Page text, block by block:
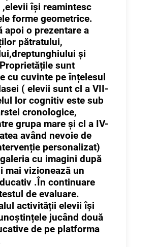
își reamintesc
forme geometrice.
apoi o prezentare a
pătratului,
și
sunt
cu cuvinte pe înțelesul
( elevii sunt cl a VII-
lor cognitiv este sub
cronologice,
grupa mare și cl a IV-
având nevoie de
personalizat)
cu imagini după
mai vizionează un
.În continuare
de evaluare.
activității elevii își
jucând două
de pe platforma